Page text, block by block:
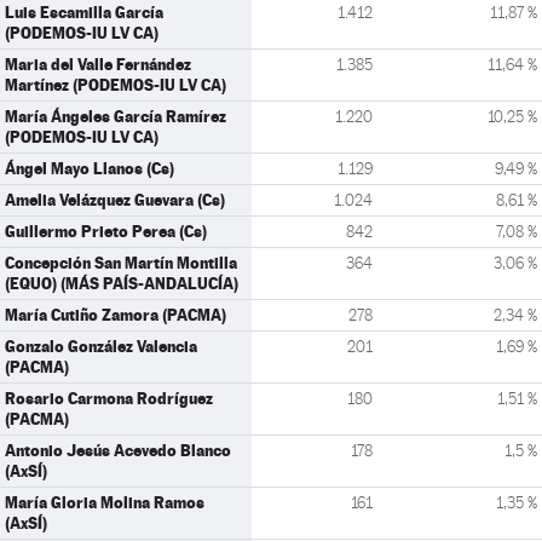
Luis Escamilla García
(PODEMOS-IU LV CA)
1.412 11,87 %
Maria del Valle Fernández
Martínez (PODEMOS-IU LV CA)
1.385 11,64 %
María Ángeles García Ramírez
(PODEMOS-IU LV CA)
1.220 10,25 %
Ángel Mayo Llanos (Cs) 1.129 9,49 %
Amelia Velázquez Guevara (Cs) 1.024 8,61 %
Guillermo Prieto Perea (Cs) 842 7,08 %
Concepción San Martín Montilla
(EQUO) (MÁS PAÍS-ANDALUCÍA)
364 3,06 %
María Cutiño Zamora (PACMA) 278 2,34 %
Gonzalo González Valencia
(PACMA)
201 1,69 %
Rosario Carmona Rodríguez
(PACMA)
180 1,51 %
Antonio Jesús Acevedo Blanco
(AxSÍ)
178 1,5 %
María Gloria Molina Ramos
(AxSÍ)
161 1,35 %